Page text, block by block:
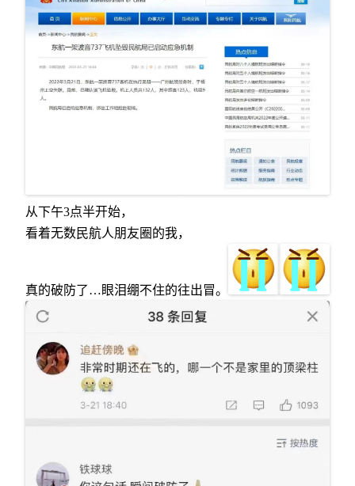
从下午3点半开始，
看着无数民航人朋友圈的我，
真的破防了…眼泪绷不住的往出冒。